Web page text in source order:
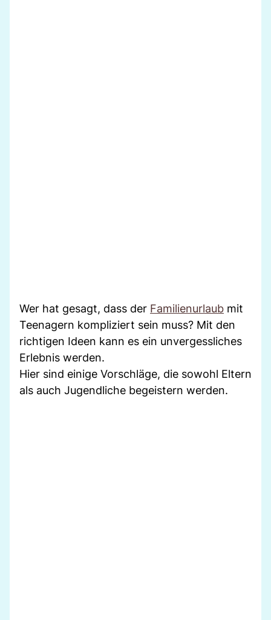
Wer hat gesagt, dass der Familienurlaub mit
Teenagern kompliziert sein muss? Mit den
richtigen Ideen kann es ein unvergessliches
Erlebnis werden.
Hier sind einige Vorschläge, die sowohl Eltern
als auch Jugendliche begeistern werden.